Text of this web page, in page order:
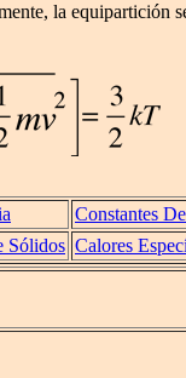
la equipartición
Constantes
Sólidos Calores